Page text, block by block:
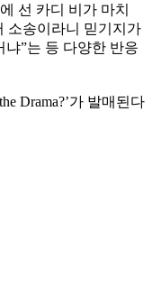
선 카디 비가 마치
소송이라니 믿기지가
냐”는 등 다양한 반응
Drama?’가 발매된다